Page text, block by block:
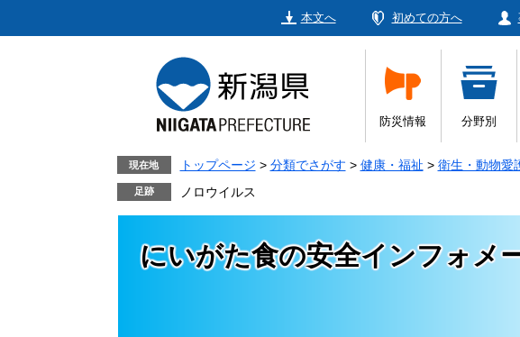
本文へ 初めての方へ
防災情報 分野別
現在地 トップページ > 分類でさがす > 健康・福祉 > 衛生・動物愛
ノロウイルス
にいがた食の安全インフォメ